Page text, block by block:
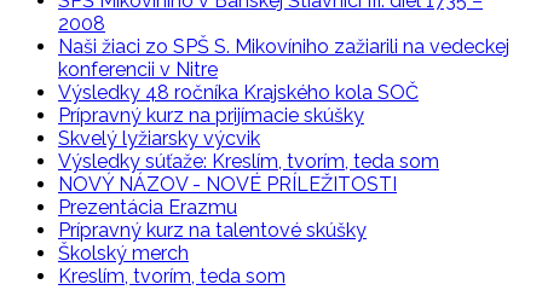
2008
Naši žiaci zo SPŠ S. Mikovíniho zažiarili na vedeckej
konferencii v Nitre
Výsledky 48 ročníka Krajského kola SOČ
Prípravný kurz na prijímacie skúšky
Skvelý lyžiarsky výcvik
Výsledky súťaže: Kreslím, tvorím, teda som
NOVÝ NÁZOV - NOVÉ PRÍLEŽITOSTI
Prezentácia Erazmu
Prípravný kurz na talentové skúšky
Školský merch
Kreslím, tvorím, teda som